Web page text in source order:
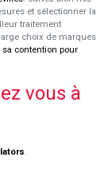
et sélectionner la
traitement
choix de marques
contention pour
vous à
.